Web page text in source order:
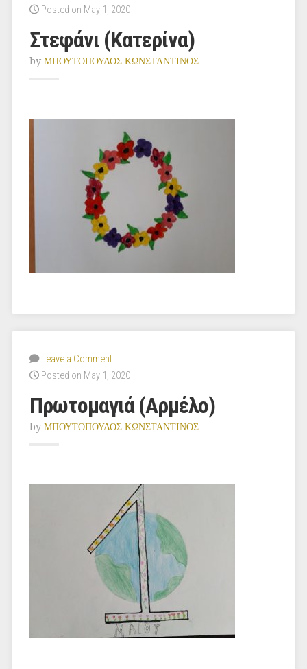
Posted on May 1, 2020
Στεφάνι (Κατερίνα)
by ΜΠΟΥΤΟΠΟΥΛΟΣ ΚΩΝΣΤΑΝΤΙΝΟΣ
Leave a Comment
Posted on May 1, 2020
Πρωτομαγιά (Αρμέλο)
by ΜΠΟΥΤΟΠΟΥΛΟΣ ΚΩΝΣΤΑΝΤΙΝΟΣ